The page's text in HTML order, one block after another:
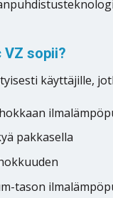
VZ sopii?
käyttäjille,
pakkasella
tason